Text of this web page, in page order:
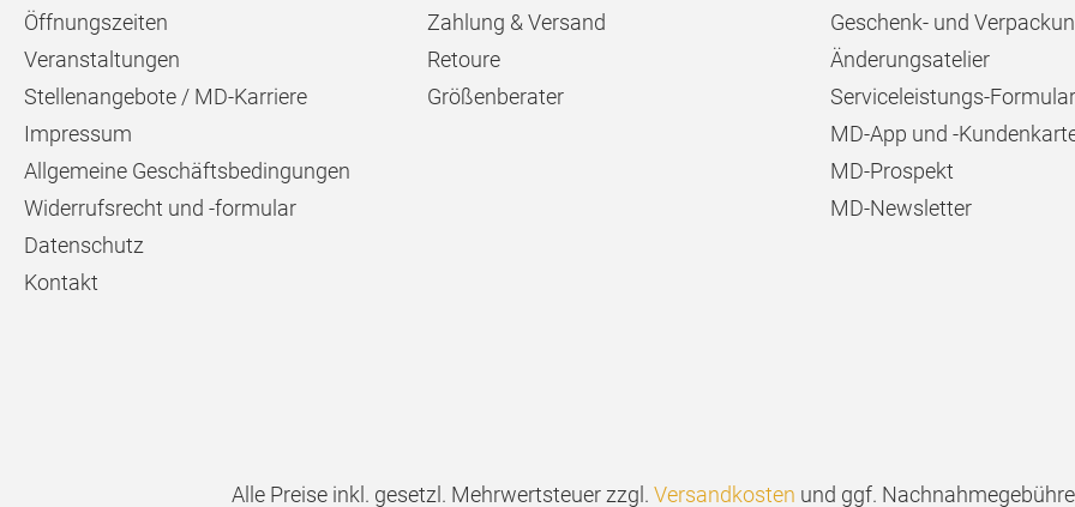
Öffnungszeiten
Veranstaltungen
Stellenangebote / MD-Karriere
Impressum
Allgemeine Geschäftsbedingungen
Widerrufsrecht und -formular
Datenschutz
Kontakt
Zahlung & Versand
Retoure
Größenberater
Geschenk- und
Änderungsatelier
Serviceleistungs-Formular
MD-App und -
MD-Prospekt
MD-Newsletter
Alle Preise inkl. gesetzl. Mehrwertsteuer zzgl. Versandkosten und ggf.